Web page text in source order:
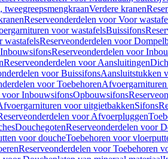
Verdere kranen
Reserveonderdelen voor Voor
voor wastafelsBuissifons
wastafelsReserveonderdelen voor
InbouwsifonsReserveonderdelen voor
Reserveonderdelen voor Aansluitingen
voor BuissifonsAansluitstukken
voor Toebehoren
voor InbouwsifonsOpbouwsifons
voor uitgietbakkenSifons
voor Afvoerpluggen
DouchegotenReserveonderdelen voor
voor doucheToebehoren voor
Reserveonderdelen voor Toebehoren